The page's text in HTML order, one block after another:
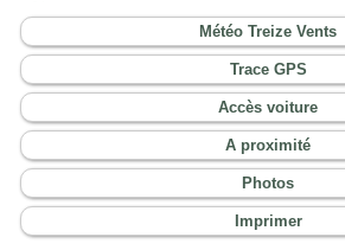
Météo Treize Vents
Trace GPS
Accès voiture
A proximité
Photos
Imprimer